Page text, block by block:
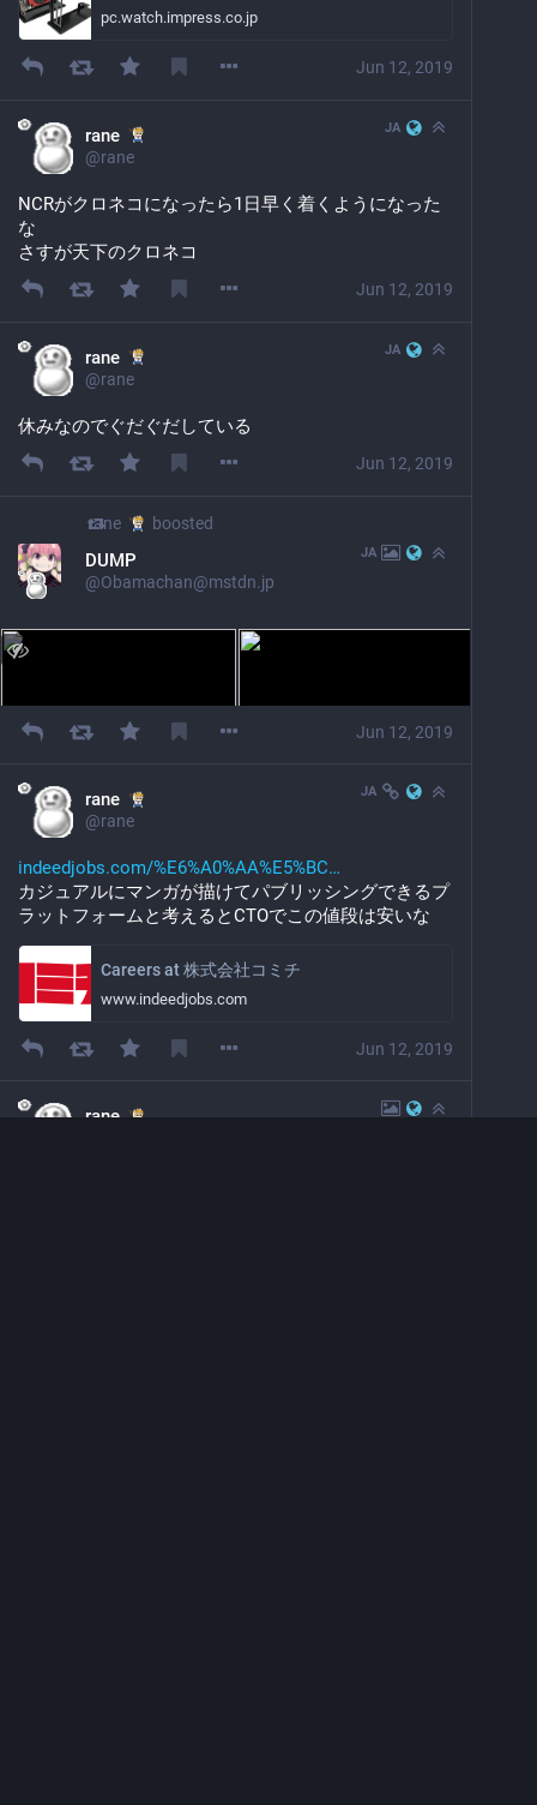
pc.watch.impress.co.jp
Jun 12, 2019
rane
@rane
JA
NCRがクロネコになったら1日早く着くようになった
な
さすが天下のクロネコ
Jun 12, 2019
rane
@rane
JA
休みなのでぐだぐだしている
Jun 12, 2019
rane boosted
DUMP
@Obamachan@mstdn.jp
JA
Jun 12, 2019
rane
@rane
JA
indeedjobs.com/%E6%A0%AA%E5%BC
カジュアルにマンガが描けてパブリッシングできるプ
ラットフォームと考えるとCTOでこの値段は安いな
Careers at 株式会社コミチ
www.indeedjobs.com
Jun 12, 2019
rane